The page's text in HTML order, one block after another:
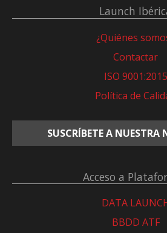
Launch
¿Quiénes
Contactar
ISO 9001:2015
Política de
SUSCRÍBETE A NUESTRA
Acceso a
DATA
BBDD ATF